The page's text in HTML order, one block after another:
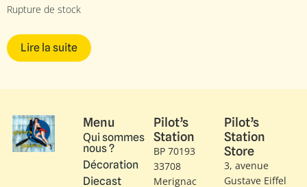
Rupture de stock
Lire la suite
Menu
Qui sommes
nous ?
Décoration
Diecast
Pilot’s
Station
BP 70193
33708
Merignac
Pilot’s
Station
Store
3, avenue
Gustave Eiffel​